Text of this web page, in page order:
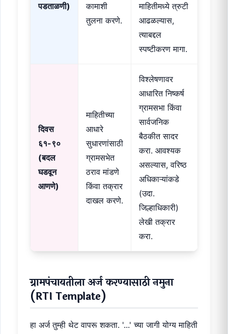
पडताळणी)
कामाशी
तुलना करणे.
माहितीमध्ये त्रुटी
आढळल्यास,
त्याबद्दल
स्पष्टीकरण मागा.
दिवस
६१-९०
(बदल
घडवून
आणणे)
माहितीच्या
आधारे
सुधारणांसाठी
ग्रामसभेत
ठराव मांडणे
किंवा तक्रार
दाखल करणे.
विश्लेषणावर
आधारित निष्कर्ष
ग्रामसभा किंवा
सार्वजनिक
बैठकीत सादर
करा. आवश्यक
असल्यास, वरिष्ठ
अधिकाऱ्यांकडे
(उदा.
जिल्हाधिकारी)
लेखी तक्रार
करा.
ग्रामपंचायतीला अर्ज करण्यासाठी नमुना
(RTI Template)
हा अर्ज तुम्ही थेट वापरू शकता. '...' च्या जागी योग्य माहिती